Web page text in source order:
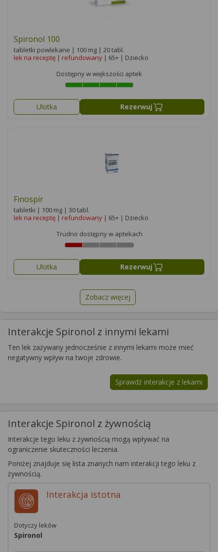
Spironol 100
tabletki powlekane | 100 mg | 20 tabl.
lek na receptę | refundowany | 65+ | Dziecko
Dostępny w większości aptek
Ulotka Rezerwuj
Finospir
tabletki | 100 mg | 30 tabl.
lek na receptę | refundowany | 65+ | Dziecko
Trudno dostępny w aptekach
Ulotka Rezerwuj
Zobacz więcej
Interakcje Spironol z innymi lekami
Ten lek zażywany jednocześnie z innymi lekami może mieć
negatywny wpływ na twoje zdrowie.
Sprawdź interakcje z lekami
Interakcje Spironol z żywnością
Interakcje tego leku z żywnością mogą wpływać na
ograniczenie skuteczności leczenia.
Poniżej znajduje się lista znanych nam interakcji tego leku z
żywnością.
Interakcja istotna
Dotyczy leków
Spironol